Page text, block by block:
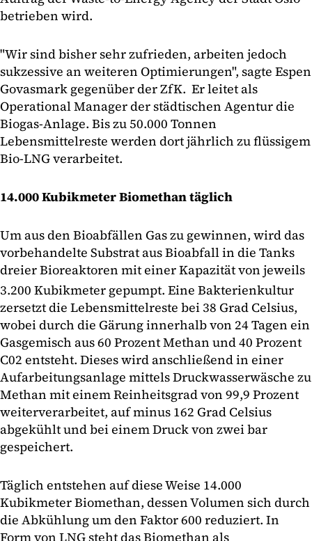
betrieben wird.
"Wir sind bisher sehr zufrieden, arbeiten jedoch
sukzessive an weiteren Optimierungen", sagte Espen
Govasmark gegenüber der ZfK. Er leitet als
Operational Manager der städtischen Agentur die
Biogas-Anlage. Bis zu 50.000 Tonnen
Lebensmittelreste werden dort jährlich zu flüssigem
Bio-LNG verarbeitet.
14.000 Kubikmeter Biomethan täglich
Um aus den Bioabfällen Gas zu gewinnen, wird das
vorbehandelte Substrat aus Bioabfall in die Tanks
dreier Bioreaktoren mit einer Kapazität von jeweils
3.200 Kubikmeter gepumpt. Eine Bakterienkultur
zersetzt die Lebensmittelreste bei 38 Grad Celsius,
wobei durch die Gärung innerhalb von 24 Tagen ein
Gasgemisch aus 60 Prozent Methan und 40 Prozent
C02 entsteht. Dieses wird anschließend in einer
Aufarbeitungsanlage mittels Druckwasserwäsche zu
Methan mit einem Reinheitsgrad von 99,9 Prozent
weiterverarbeitet, auf minus 162 Grad Celsius
abgekühlt und bei einem Druck von zwei bar
gespeichert.
Täglich entstehen auf diese Weise 14.000
Kubikmeter Biomethan, dessen Volumen sich durch
die Abkühlung um den Faktor 600 reduziert. In
Form von LNG steht das Biomethan als